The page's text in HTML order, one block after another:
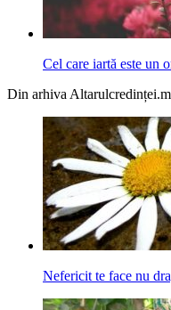
Cel care iartă este un
Din arhiva
Nefericit te face nu